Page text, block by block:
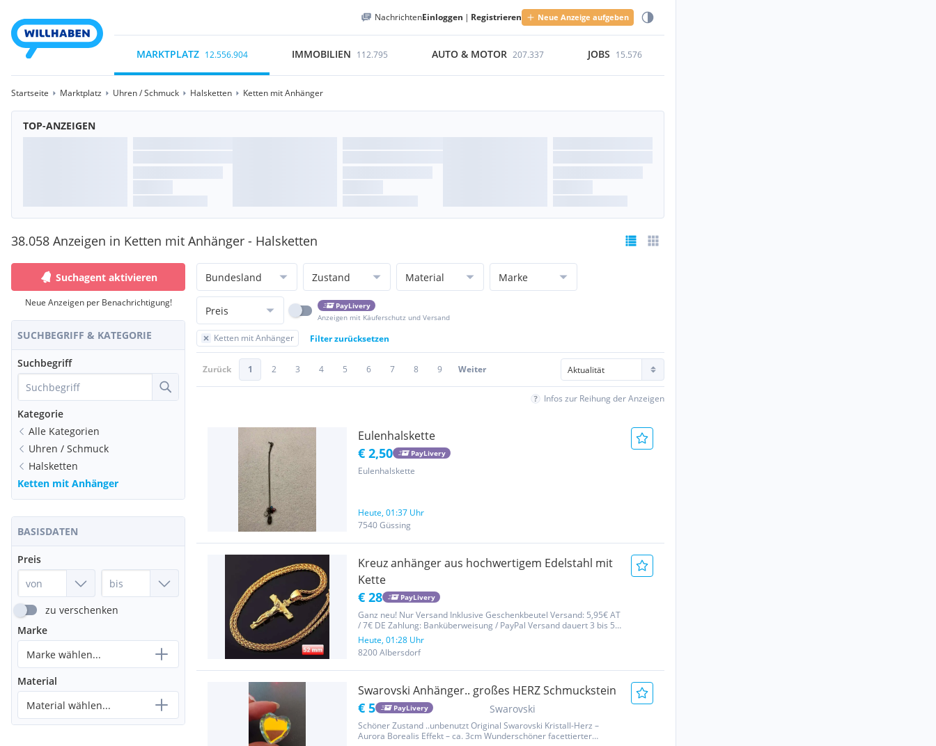
NachrichtenEinloggen | Registrieren Neue Anzeige aufgeben
MARKTPLATZ 12.556.904 IMMOBILIEN 112.795 AUTO & MOTOR 207.337 JOBS 15.576
Startseite Marktplatz Uhren / Schmuck Halsketten Ketten mit Anhänger
TOP-ANZEIGEN
38.058 Anzeigen in Ketten mit Anhänger - Halsketten
Suchagent aktivieren
Neue Anzeigen per Benachrichtigung!
SUCHBEGRIFF & KATEGORIE
Suchbegriff
Kategorie
Alle Kategorien
Uhren / Schmuck
Halsketten
Ketten mit Anhänger
BASISDATEN
Preis
zu verschenken
Marke
Marke wählen...
Material
Material wählen...
Bundesland Zustand Material Marke
Preis
PayLivery
Anzeigen mit Käuferschutz und Versand
Ketten mit Anhänger Filter zurücksetzen
Zurück 1 2 3 4 5 6 7 8 9 Weiter
Infos zur Reihung der Anzeigen
Eulenhalskette
€ 2,50 PayLivery
Eulenhalskette
Heute, 01:37 Uhr
7540 Güssing
Kreuz anhänger aus hochwertigem Edelstahl mit
Kette
€ 28 PayLivery
Ganz neu! Nur Versand Inklusive Geschenkbeutel Versand: 5,95€ AT
/ 7€ DE Zahlung: Banküberweisung / PayPal Versand dauert 3 bis 5
Tage nach Zahlungseingang Versand durch Post Österreich /
Hermes Privatverkauf nach EU-Recht: Keine...
Heute, 01:28 Uhr
8200 Albersdorf
Swarovski Anhänger.. großes HERZ Schmuckstein
€ 5 PayLivery Swarovski
Schöner Zustand ..unbenutzt Original Swarovski Kristall-Herz –
Aurora Borealis Effekt – ca. 3cm Wunderschöner facettierter